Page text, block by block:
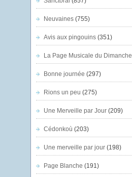
Neuvaines(755)
Avis aux pingouins(351)
La Page Musicale du Dimanche
Bonne journée (297)
Rions un peu (275)
Une Merveille par Jour(209)
Cédonkoù (203)
Une merveille par jour(198)
Page Blanche (191)